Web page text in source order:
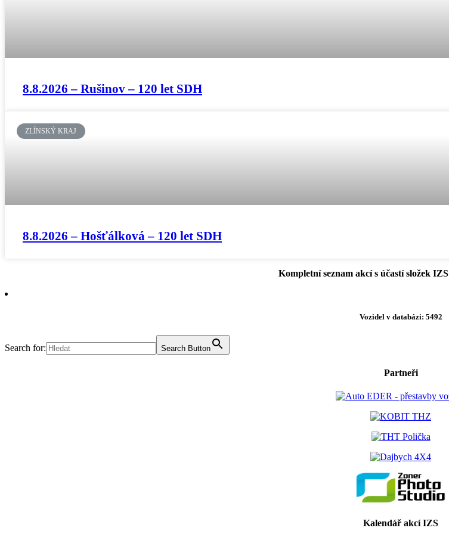
8.8.2026 – Rušinov – 120 let SDH
ZLÍNSKÝ KRAJ
8.8.2026 – Hošťálková – 120 let SDH
Kompletní seznam akcí s účastí složek IZS
Vozidel v databázi: 5492
Search for: Search Button
Partneři
Kalendář akcí IZS